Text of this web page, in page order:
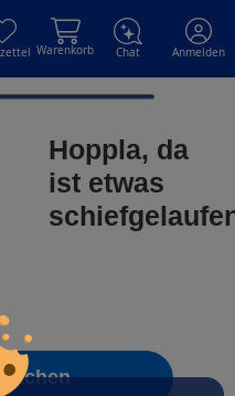
Warenkorb Chat Anmelden
Hoppla, da
ist etwas